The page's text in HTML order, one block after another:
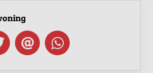
gezinswoning met ruimte,
ligging in Gorinchem-Oost.